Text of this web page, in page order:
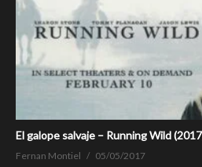
El galope salvaje – Running Wild
Fernan Montiel 05/05/2017